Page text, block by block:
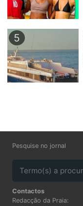
5
Pesquise no jornal
Contactos
Redacção da Praia: